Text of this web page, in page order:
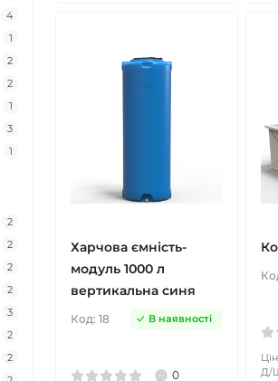
4
1
2
2
1
3
1
2
2
2
2
3
2
2
Харчова ємність-
модуль 1000 л
вертикальна синя
Код: 18 В наявності
0
Д/